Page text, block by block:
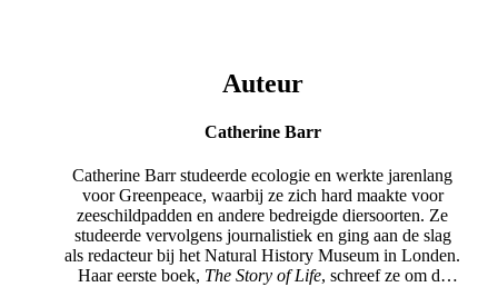
Auteur
Catherine Barr
Catherine Barr studeerde ecologie en werkte jarenlang
voor Greenpeace, waarbij ze zich hard maakte voor
zeeschildpadden en andere bedreigde diersoorten. Ze
studeerde vervolgens journalistiek en ging aan de slag
als redacteur bij het Natural History Museum in Londen.
Haar eerste boek, The Story of Life, schreef ze om de